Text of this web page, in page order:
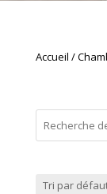
Accueil /